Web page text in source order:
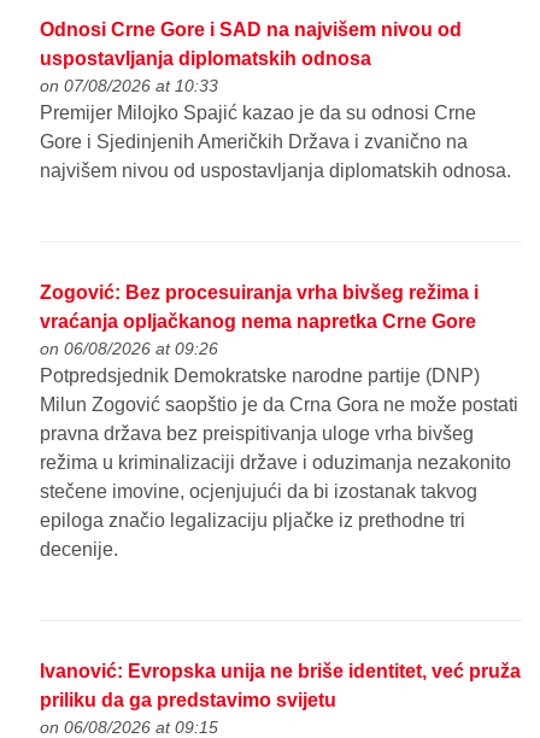
Odnosi Crne Gore i SAD na najvišem nivou od
uspostavljanja diplomatskih odnosa
on 07/08/2026 at 10:33
Premijer Milojko Spajić kazao je da su odnosi Crne
Gore i Sjedinjenih Američkih Država i zvanično na
najvišem nivou od uspostavljanja diplomatskih odnosa.
Zogović: Bez procesuiranja vrha bivšeg režima i
vraćanja opljačkanog nema napretka Crne Gore
on 06/08/2026 at 09:26
Potpredsjednik Demokratske narodne partije (DNP)
Milun Zogović saopštio je da Crna Gora ne može postati
pravna država bez preispitivanja uloge vrha bivšeg
režima u kriminalizaciji države i oduzimanja nezakonito
stečene imovine, ocjenjujući da bi izostanak takvog
epiloga značio legalizaciju pljačke iz prethodne tri
decenije.
Ivanović: Evropska unija ne briše identitet, već pruža
priliku da ga predstavimo svijetu
on 06/08/2026 at 09:15